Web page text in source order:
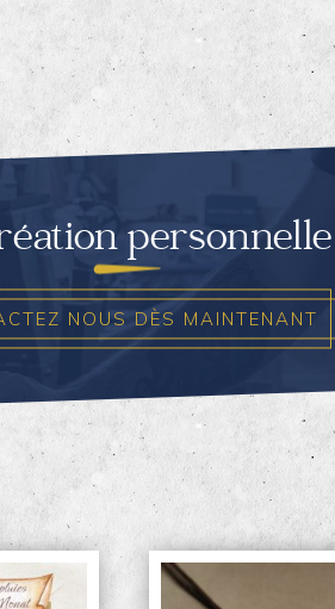
NOUS DÈS MAINTENANT